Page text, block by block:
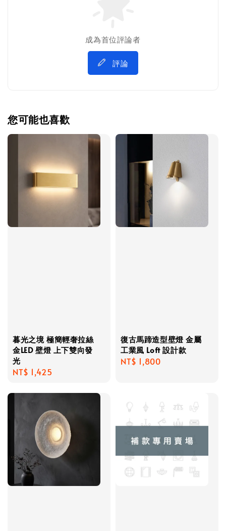
成為首位評論者
評論
您可能也喜歡
暮光之境 極簡輕奢拉絲
金LED 壁燈 上下雙向發
光
Regular
NT$ 1,425
復古馬蹄造型壁燈 金屬
工業風 Loft 設計款
Regular
NT$ 1,800